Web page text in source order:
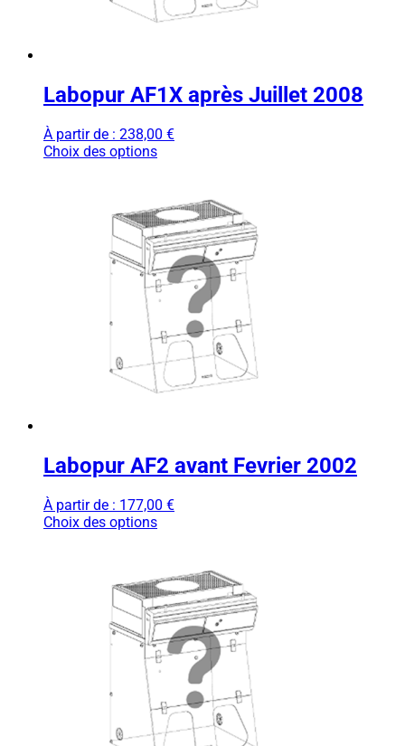
Labopur AF1X après Juillet 2008
À partir de : 238,00 €
Choix des options
Labopur AF2 avant Fevrier 2002
À partir de : 177,00 €
Choix des options